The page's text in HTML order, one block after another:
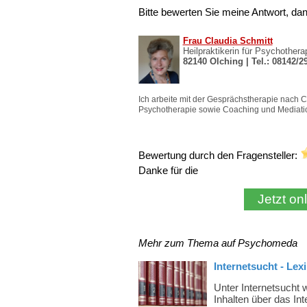
Bitte bewerten Sie meine Antwort,
Bewertung durch den Fragensteller:
Danke für die
Mehr zum Thema auf Psychomeda